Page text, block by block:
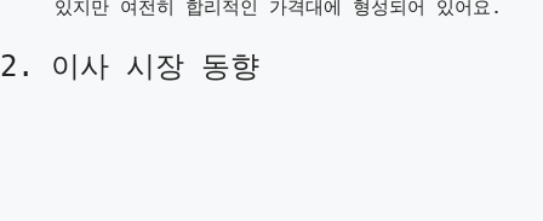
있지만 여전히 합리적인 가격대에 형성되어 있어요.
2. 이사 시장 동향